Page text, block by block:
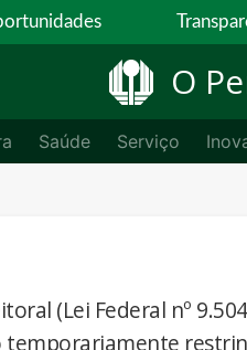
O
Saúde Serviço
(Lei Federal nº
temporariamente